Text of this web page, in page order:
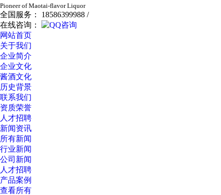
Pioneer of Maotai-flavor Liquor
全国服务： 18586399988 /
在线咨询：
网站首页
关于我们
企业简介
企业文化
酱酒文化
历史背景
联系我们
资质荣誉
人才招聘
新闻资讯
所有新闻
行业新闻
公司新闻
人才招聘
产品案例
查看所有